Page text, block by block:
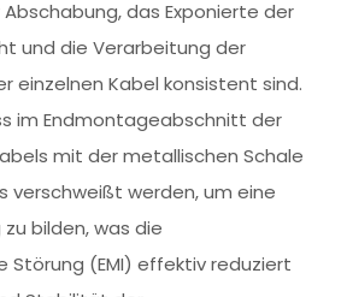
das Exponierte der
und die Verarbeitung der
einzelnen Kabel konsistent sind.
im Endmontageabschnitt der
mit der metallischen Schale
verschweißt werden, um eine
bilden, was die
(EMI) effektiv reduziert